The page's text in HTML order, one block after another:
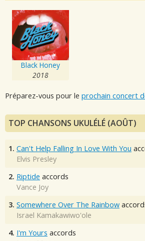
Black Honey
2018
Préparez-vous pour le prochain concert
TOP CHANSONS UKULÉLÉ (AOÛT)
1. Can't Help Falling In Love With You
Elvis Presley
2. Riptide accords
Vance Joy
3. Somewhere Over The Rainbow
Israel Kamakawiwo'ole
4. I'm Yours accords